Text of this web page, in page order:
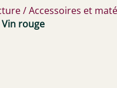
/Accessoires et
Vin rouge